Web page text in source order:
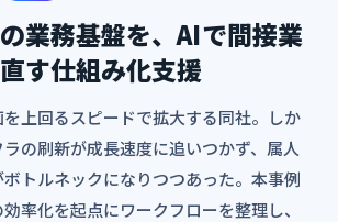
業務基盤を、AIで間接業
す仕組み化支援
上回るスピードで拡大する同社。しか
の刷新が成長速度に追いつかず、属人
トルネックになりつつあった。本事例
率化を起点にワークフローを整理し、